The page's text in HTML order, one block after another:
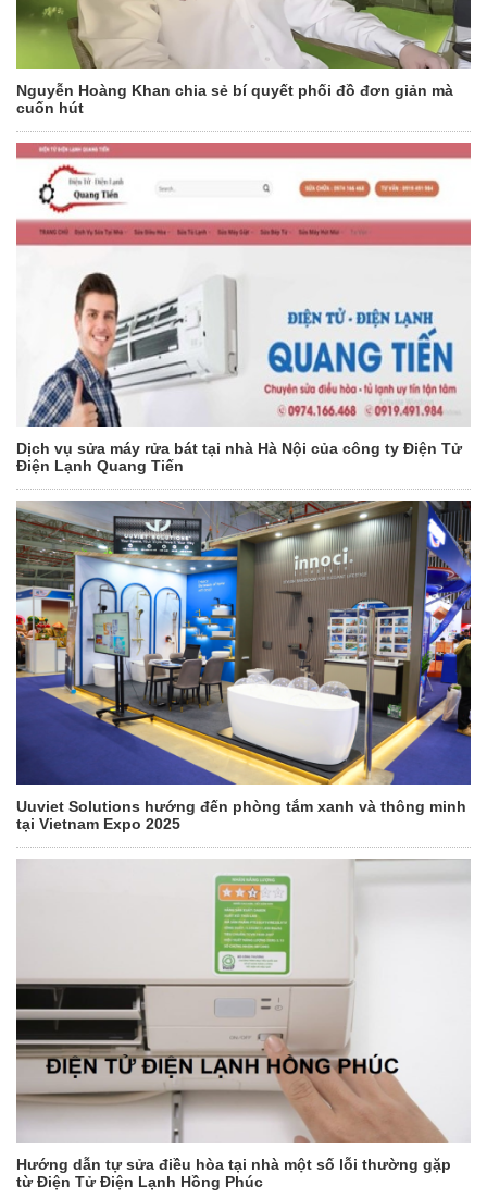
Nguyễn Hoàng Khan chia sẻ bí quyết phối đồ đơn giản mà
cuốn hút
Dịch vụ sửa máy rửa bát tại nhà Hà Nội của công ty Điện Tử
Điện Lạnh Quang Tiến
Uuviet Solutions hướng đến phòng tắm xanh và thông minh
tại Vietnam Expo 2025
Hướng dẫn tự sửa điều hòa tại nhà một số lỗi thường gặp
từ Điện Tử Điện Lạnh Hồng Phúc